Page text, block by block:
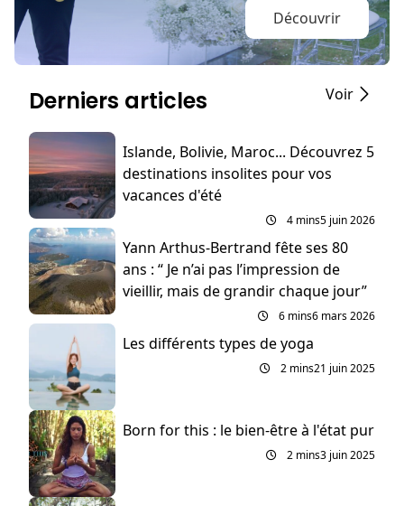
Découvrir
Derniers articles Voir
Islande, Bolivie, Maroc... Découvrez 5
destinations insolites pour vos
vacances d'été
4 mins5 juin 2026
Yann Arthus-Bertrand fête ses 80
ans : “ Je n’ai pas l’impression de
vieillir, mais de grandir chaque jour”
6 mins6 mars 2026
Les différents types de yoga
2 mins21 juin 2025
Born for this : le bien-être à l'état pur
2 mins3 juin 2025